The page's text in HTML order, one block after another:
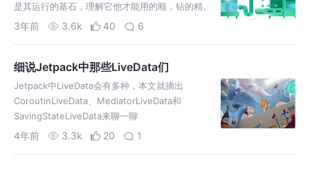
是其运行的基石，理解它他才能用的顺，钻的精。
Gradle学习曲线陡峭，系统的高视角去理解。
3年前 3.6k 40 6
细说Jetpack中那些LiveData们
Jetpack中LiveData会有多种，本文就摘出
CoroutinLiveData、MediatorLiveData和
SavingStateLiveData来聊一聊
4年前 3.3k 20 1